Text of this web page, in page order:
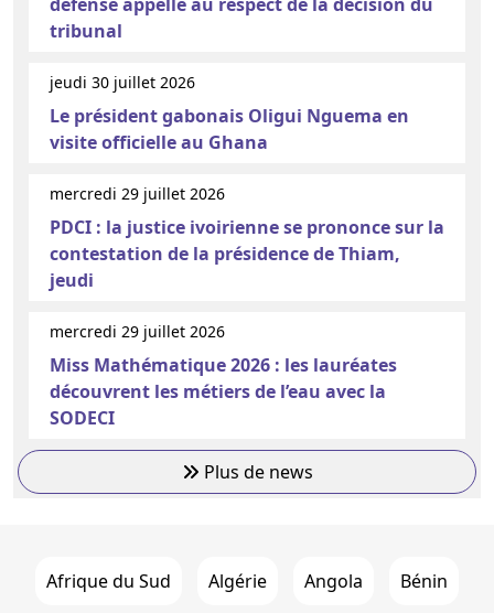
tribunal
jeudi 30 juillet 2026
Le président gabonais Oligui Nguema en
visite officielle au Ghana
mercredi 29 juillet 2026
PDCI : la justice ivoirienne se prononce sur la
contestation de la présidence de Thiam,
jeudi
mercredi 29 juillet 2026
Miss Mathématique 2026 : les lauréates
découvrent les métiers de l’eau avec la
SODECI
Plus de news
Afrique du Sud Algérie Angola Bénin